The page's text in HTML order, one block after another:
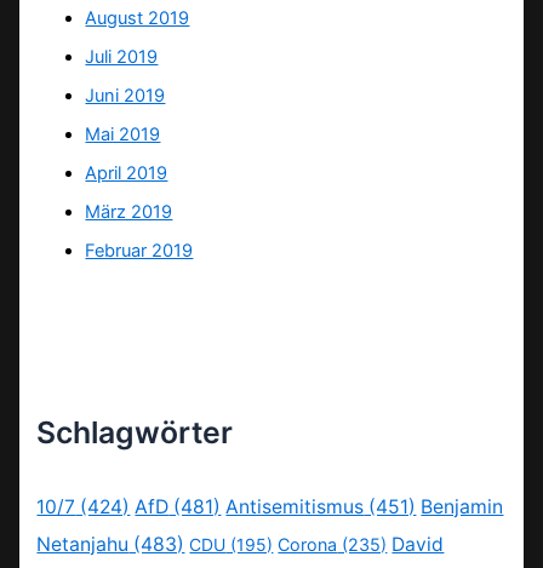
August 2019
Juli 2019
Juni 2019
Mai 2019
April 2019
März 2019
Februar 2019
Schlagwörter
10/7 (424) AfD (481) Antisemitismus (451) Benjamin
Netanjahu (483) CDU (195) Corona (235) David